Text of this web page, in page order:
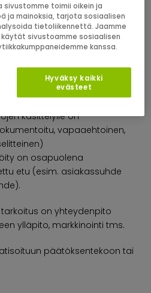
käsittelylle on
vapaaehtoinen,
on osapuolena
etu (esim. asiakassuhde
on yhteydenpito
ylläpito, markkinointi tms.
päätöksentekoon tai
toimii oikein ja
ja mainoksia, tarjota sosiaalisen
tietoliikennettä. Jaamme
sivustoamme sosiaalisen
kanssa.
Hyväksy kaikki
evästeet